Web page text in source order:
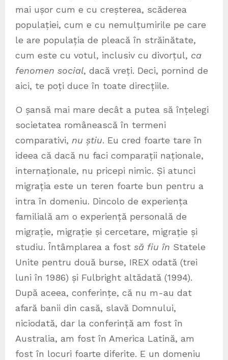
mai ușor cum e cu creșterea, scăderea
populației, cum e cu nemulțumirile pe care
le are populația de pleacă în străinătate,
cum este cu votul, inclusiv cu divorțul, ca
fenomen social, dacă vreți. Deci, pornind de
aici, te poți duce în toate direcțiile.
O șansă mai mare decât a putea să înțelegi
societatea românească în termeni
comparativi, nu știu. Eu cred foarte tare în
ideea că dacă nu faci comparații naționale,
internaționale, nu pricepi nimic. Și atunci
migrația este un teren foarte bun pentru a
intra în domeniu. Dincolo de experiența
familială am o experiență personală de
migrație, migrație și cercetare, migrație și
studiu. Întâmplarea a fost să fiu în Statele
Unite pentru două burse, IREX odată (trei
luni în 1986) și Fulbright altădată (1994).
După aceea, conferințe, că nu m-au dat
afară banii din casă, slavă Domnului,
niciodată, dar la conferință am fost în
Australia, am fost în America Latină, am
fost în locuri foarte diferite. E un domeniu